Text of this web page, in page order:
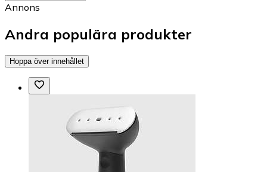
Annons
Andra populära produkter
Hoppa över innehållet